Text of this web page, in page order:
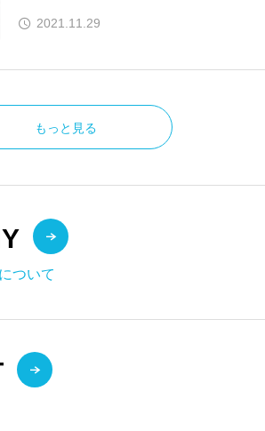
2021.11.29
もっと見る
ついて